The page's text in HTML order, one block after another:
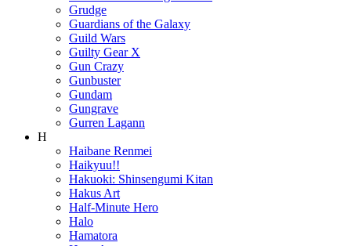
Grudge
Guardians of the Galaxy
Guild Wars
Guilty Gear X
Gun Crazy
Gunbuster
Gundam
Gungrave
Gurren Lagann
H
Haibane Renmei
Haikyuu!!
Hakuoki: Shinsengumi Kitan
Hakus Art
Half-Minute Hero
Halo
Hamatora